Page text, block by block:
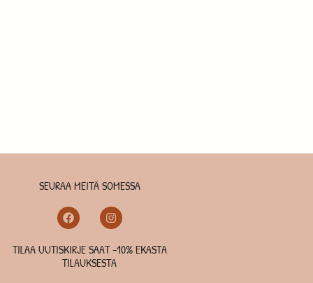
SEURAA MEITÄ SOMESSA
TILAA UUTISKIRJE SAAT -10% EKASTA
TILAUKSESTA